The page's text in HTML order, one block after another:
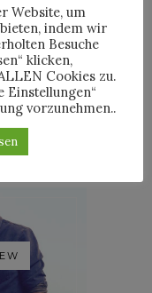
Website, um
indem wir
Besuche
klicken,
Cookies zu.
Einstellungen“
vorzunehmen..